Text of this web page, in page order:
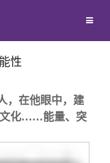
性
，在他眼中，建
文化……能量、突